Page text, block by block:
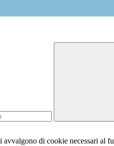
di cookie necessari al